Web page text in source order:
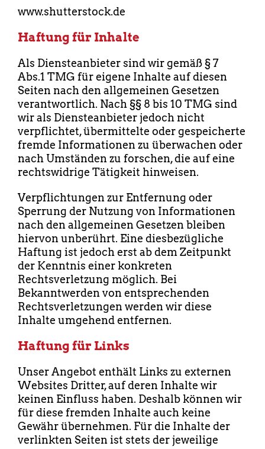
www.shutterstock.de
Haftung für Inhalte
Als Diensteanbieter sind wir gemäß § 7
Abs.1 TMG für eigene Inhalte auf diesen
Seiten nach den allgemeinen Gesetzen
verantwortlich. Nach §§ 8 bis 10 TMG sind
wir als Diensteanbieter jedoch nicht
verpflichtet, übermittelte oder gespeicherte
fremde Informationen zu überwachen oder
nach Umständen zu forschen, die auf eine
rechtswidrige Tätigkeit hinweisen.
Verpflichtungen zur Entfernung oder
Sperrung der Nutzung von Informationen
nach den allgemeinen Gesetzen bleiben
hiervon unberührt. Eine diesbezügliche
Haftung ist jedoch erst ab dem Zeitpunkt
der Kenntnis einer konkreten
Rechtsverletzung möglich. Bei
Bekanntwerden von entsprechenden
Rechtsverletzungen werden wir diese
Inhalte umgehend entfernen.
Haftung für Links
Unser Angebot enthält Links zu externen
Websites Dritter, auf deren Inhalte wir
keinen Einfluss haben. Deshalb können wir
für diese fremden Inhalte auch keine
Gewähr übernehmen. Für die Inhalte der
verlinkten Seiten ist stets der jeweilige